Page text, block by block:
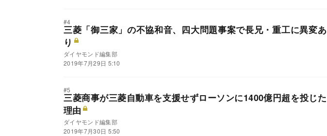
#4
三菱「御三家」の不協和音、四大問題事案で長兄・重工に異変あ
り
ダイヤモンド編集部
2019年7月29日 5:10
#5
三菱商事が三菱自動車を支援せずローソンに1400億円超を投じた
理由
ダイヤモンド編集部
2019年7月30日 5:50